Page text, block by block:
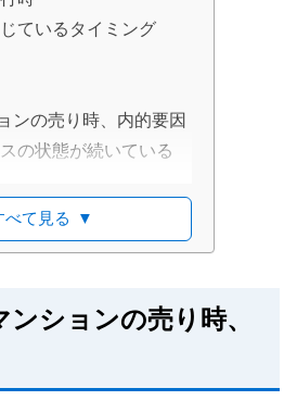
ているタイミング
ンの売り時、内的要因
の状態が続いている
の予定がある
も売却価格の方が高い
ン売却のコツ
社に依頼する
を依頼する
べて見る ▼
ションの売り時、